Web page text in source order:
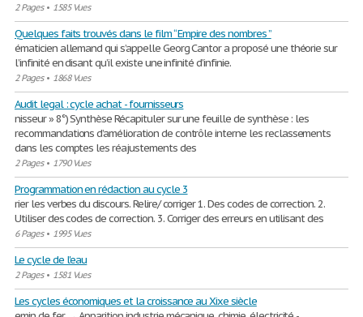
2 Pages• 1585 Vues
Quelques faits trouvés dans le film “ Empire des nombres ”
ématicien allemand qui s’appelle Georg Cantor a proposé une théorie sur
l’infinité en disant qu’il existe une infinité d’infinie.
2 Pages• 1868 Vues
Audit legal : cycle achat - fournisseurs
nisseur » 8°) Synthèse Récapituler sur une feuille de synthèse : les
recommandations d’amélioration de contrôle interne les reclassements
dans les comptes les réajustements des
2 Pages• 1790 Vues
Programmation en rédaction au cycle 3
rier les verbes du discours. Relire/ corriger 1. Des codes de correction. 2.
Utiliser des codes de correction. 3. Corriger des erreurs en utilisant des
6 Pages• 1995 Vues
Le cycle de l'eau
2 Pages• 1581 Vues
Les cycles économiques et la croissance au Xixe siècle